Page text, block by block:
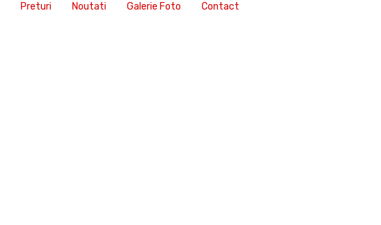
Preturi Noutati Galerie Foto Contact